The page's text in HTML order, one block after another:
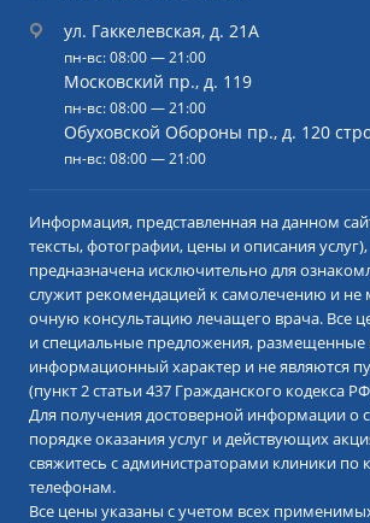
ул. Гаккелевская, д. 21А
пн-вс: 08:00 — 21:00
Московский пр., д. 119
пн-вс: 08:00 — 21:00
Обуховской Обороны пр., д. 120
пн-вс: 08:00 — 21:00
Информация, представленная на данном
тексты, фотографии, цены и описания услуг),
предназначена исключительно для
служит рекомендацией к самолечению и не
очную консультацию лечащего врача. Все
и специальные предложения, размещенные
информационный характер и не являются
(пункт 2 статьи 437 Гражданского кодекса
Для получения достоверной информации о
порядке оказания услуг и действующих
свяжитесь с администраторами клиники по
телефонам.
Все цены указаны с учетом всех